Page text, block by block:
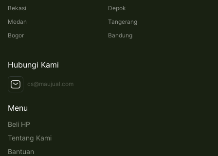
Bekasi
Medan
Bogor
Depok
Tangerang
Bandung
Hubungi Kami
cs@maujual.com
Menu
Beli HP
Tentang Kami
Bantuan